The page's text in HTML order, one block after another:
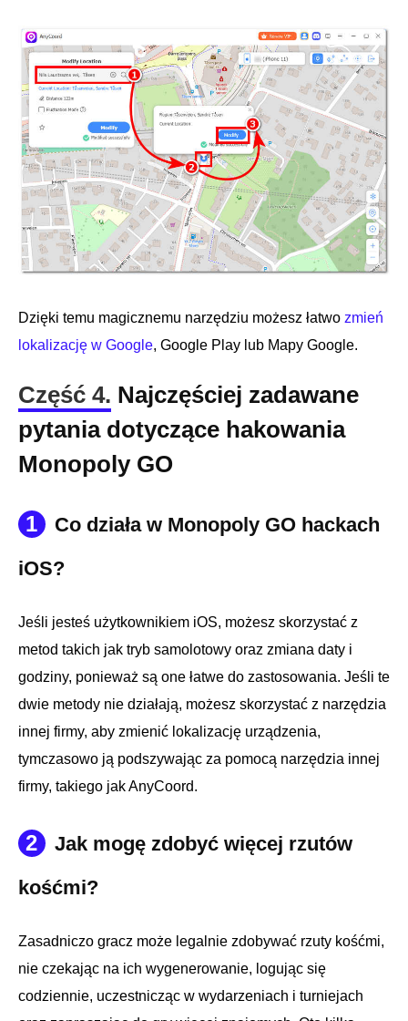
Dzięki temu magicznemu narzędziu możesz łatwo zmień
lokalizację w Google, Google Play lub Mapy Google.
Część 4. Najczęściej zadawane
pytania dotyczące hakowania
Monopoly GO
1
Co działa w Monopoly GO hackach
iOS?
Jeśli jesteś użytkownikiem iOS, możesz skorzystać z
metod takich jak tryb samolotowy oraz zmiana daty i
godziny, ponieważ są one łatwe do zastosowania. Jeśli te
dwie metody nie działają, możesz skorzystać z narzędzia
innej firmy, aby zmienić lokalizację urządzenia,
tymczasowo ją podszywając za pomocą narzędzia innej
firmy, takiego jak AnyCoord.
2
Jak mogę zdobyć więcej rzutów
kośćmi?
Zasadniczo gracz może legalnie zdobywać rzuty kośćmi,
nie czekając na ich wygenerowanie, logując się
codziennie, uczestnicząc w wydarzeniach i turniejach